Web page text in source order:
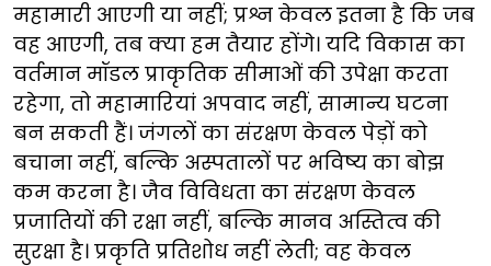
महामारी आएगी या नहीं; प्रश्न केवल इतना है कि जब
वह आएगी, तब क्या हम तैयार होंगे। यदि विकास का
वर्तमान मॉडल प्राकृतिक सीमाओं की उपेक्षा करता
रहेगा, तो महामारियां अपवाद नहीं, सामान्य घटना
बन सकती हैं। जंगलों का संरक्षण केवल पेड़ों को
बचाना नहीं, बल्कि अस्पतालों पर भविष्य का बोझ
कम करना है। जैव विविधता का संरक्षण केवल
प्रजातियों की रक्षा नहीं, बल्कि मानव अस्तित्व की
सुरक्षा है। प्रकृति प्रतिशोध नहीं लेती; वह केवल